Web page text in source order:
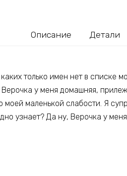
Описание Детали
только имен нет в списке
у меня домашняя,
маленькой слабости. Я
узнает? Да ну, Верочка у